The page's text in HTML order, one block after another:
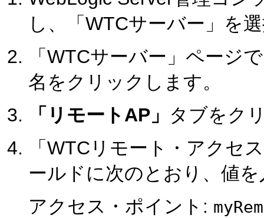
し、「WTCサーバー」を
「WTCサーバー」ページ
名をクリックします。
「リモートAP」 タブをク
「WTCリモート・アクセ
ールドに次のとおり、値
アクセス・ポイント: